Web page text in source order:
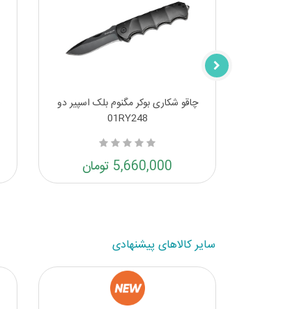
چاقو شکاری بوکر مگنوم بلک اسپیر دو
01RY248
5,660,000 تومان
سایر کالاهای پیشنهادی